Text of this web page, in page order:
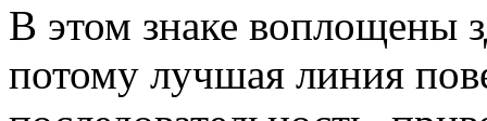
В этом знаке воплощены
потому лучшая линия